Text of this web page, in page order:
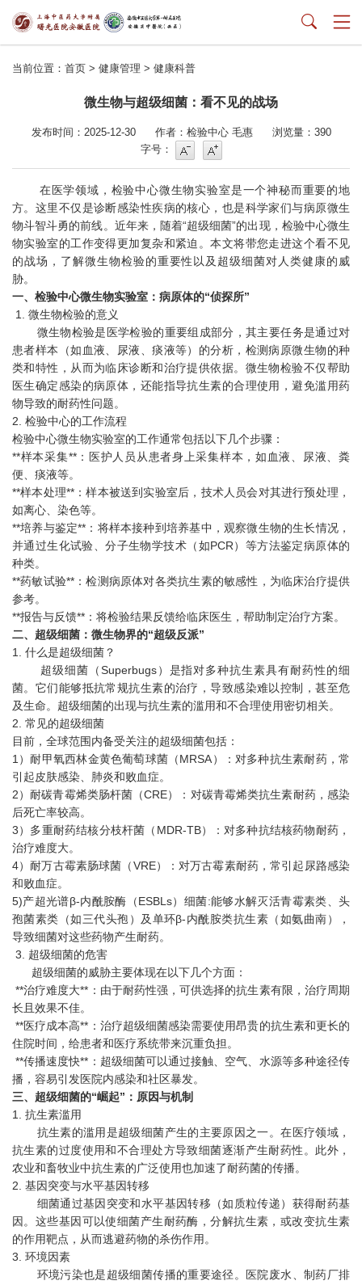
当前位置： 首页 > 健康管理 > 健康科普
微生物与超级细菌：看不见的战场
发布时间：2025-12-30 作者：检验中心 毛惠 浏览量： 390
字号：
在医学领域，检验中心微生物实验室是一个神秘而重要的地
方。这里不仅是诊断感染性疾病的核心，也是科学家们与病原微生
物斗智斗勇的前线。近年来，随着“超级细菌”的出现，检验中心微生
物实验室的工作变得更加复杂和紧迫。本文将带您走进这个看不见
的战场，了解微生物检验的重要性以及超级细菌对人类健康的威
胁。
一、检验中心微生物实验室：病原体的“侦探所”
1. 微生物检验的意义
微生物检验是医学检验的重要组成部分，其主要任务是通过对
患者样本（如血液、尿液、痰液等）的分析，检测病原微生物的种
类和特性，从而为临床诊断和治疗提供依据。微生物检验不仅帮助
医生确定感染的病原体，还能指导抗生素的合理使用，避免滥用药
物导致的耐药性问题。
2. 检验中心的工作流程
检验中心微生物实验室的工作通常包括以下几个步骤：
**样本采集**：医护人员从患者身上采集样本，如血液、尿液、粪
便、痰液等。
**样本处理**：样本被送到实验室后，技术人员会对其进行预处理，
如离心、染色等。
**培养与鉴定**：将样本接种到培养基中，观察微生物的生长情况，
并通过生化试验、分子生物学技术（如PCR）等方法鉴定病原体的
种类。
**药敏试验**：检测病原体对各类抗生素的敏感性，为临床治疗提供
参考。
**报告与反馈**：将检验结果反馈给临床医生，帮助制定治疗方案。
二、超级细菌：微生物界的“超级反派”
1. 什么是超级细菌？
超级细菌（Superbugs）是指对多种抗生素具有耐药性的细
菌。它们能够抵抗常规抗生素的治疗，导致感染难以控制，甚至危
及生命。超级细菌的出现与抗生素的滥用和不合理使用密切相关。
2. 常见的超级细菌
目前，全球范围内备受关注的超级细菌包括：
1）耐甲氧西林金黄色葡萄球菌（MRSA）：对多种抗生素耐药，常
引起皮肤感染、肺炎和败血症。
2）耐碳青霉烯类肠杆菌（CRE）：对碳青霉烯类抗生素耐药，感染
后死亡率较高。
3）多重耐药结核分枝杆菌（MDR-TB）：对多种抗结核药物耐药，
治疗难度大。
4）耐万古霉素肠球菌（VRE）：对万古霉素耐药，常引起尿路感染
和败血症。
5)产超光谱β-内酰胺酶（ESBLs）细菌:能够水解灭活青霉素类、头
孢菌素类（如三代头孢）及单环β-内酰胺类抗生素（如氨曲南），
导致细菌对这些药物产生耐药。
3. 超级细菌的危害
超级细菌的威胁主要体现在以下几个方面：
**治疗难度大**：由于耐药性强，可供选择的抗生素有限，治疗周期
长且效果不佳。
**医疗成本高**：治疗超级细菌感染需要使用昂贵的抗生素和更长的
住院时间，给患者和医疗系统带来沉重负担。
**传播速度快**：超级细菌可以通过接触、空气、水源等多种途径传
播，容易引发医院内感染和社区暴发。
三、超级细菌的“崛起”：原因与机制
1. 抗生素滥用
抗生素的滥用是超级细菌产生的主要原因之一。在医疗领域，
抗生素的过度使用和不合理处方导致细菌逐渐产生耐药性。此外，
农业和畜牧业中抗生素的广泛使用也加速了耐药菌的传播。
2. 基因突变与水平基因转移
细菌通过基因突变和水平基因转移（如质粒传递）获得耐药基
因。这些基因可以使细菌产生耐药酶，分解抗生素，或改变抗生素
的作用靶点，从而逃避药物的杀伤作用。
3. 环境因素
环境污染也是超级细菌传播的重要途径。医院废水、制药厂排